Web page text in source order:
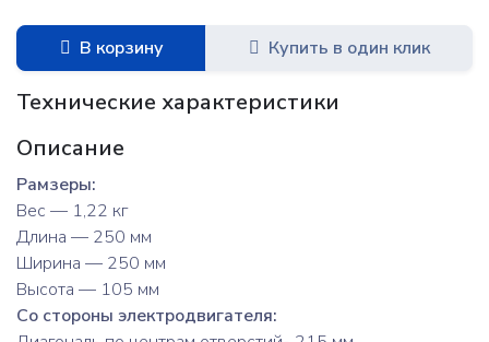
В корзину Купить в один клик
Технические характеристики
Описание
Рамзеры:
Вес — 1,22 кг
Длина — 250 мм
Ширина — 250 мм
Высота — 105 мм
Со стороны электродвигателя: